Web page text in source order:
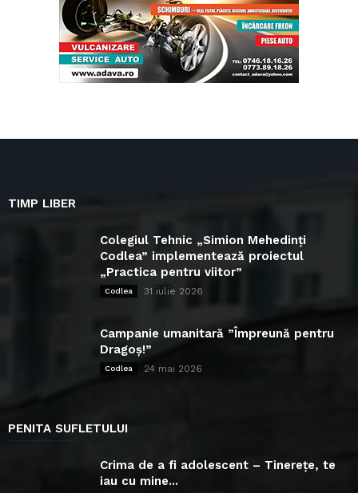
TIMP LIBER
Colegiul Tehnic „Simion Mehedinți
Codlea” implementează proiectul
„Practica pentru viitor”
Codlea 31 iulie 2026
Campanie umanitară ”Împreună pentru
Dragoș!”
Codlea 24 mai 2026
PENITA SUFLETULUI
Crima de a fi adolescent – Tinerețe, te
iau cu mine...